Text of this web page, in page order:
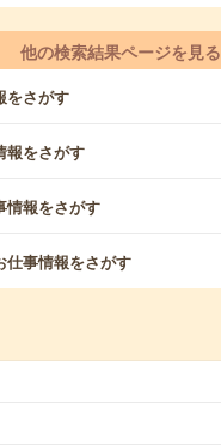
他の検索結果ページを見る
をさがす
報をさがす
情報をさがす
仕事情報をさがす